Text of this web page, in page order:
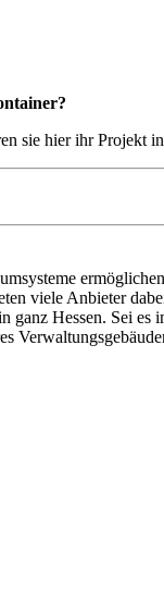
sie hier ihr Projekt
viele Anbieter
Hessen. Sei es